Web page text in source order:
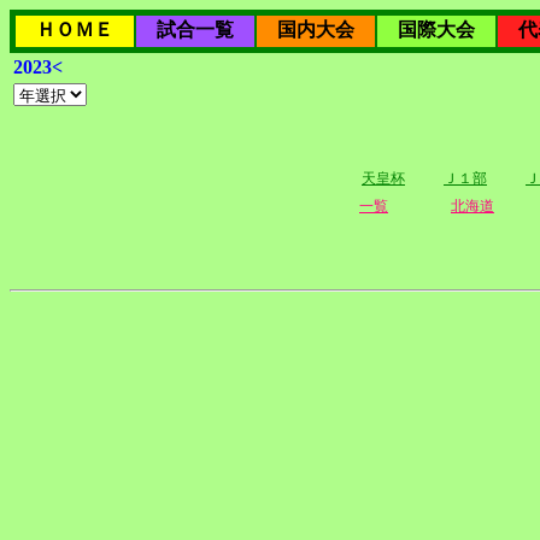
ＨＯＭＥ 試合一覧 国内大会 国際大会
2023<
天皇杯 Ｊ１部
一覧
北海道